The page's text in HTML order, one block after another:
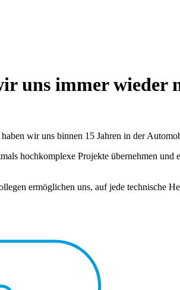
uns immer wieder
wir uns binnen 15 Jahren in der
hochkomplexe Projekte übernehmen
ermöglichen uns, auf jede technische